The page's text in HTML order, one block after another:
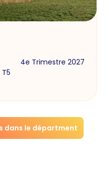
4e Trimestre 2027
dans le départment